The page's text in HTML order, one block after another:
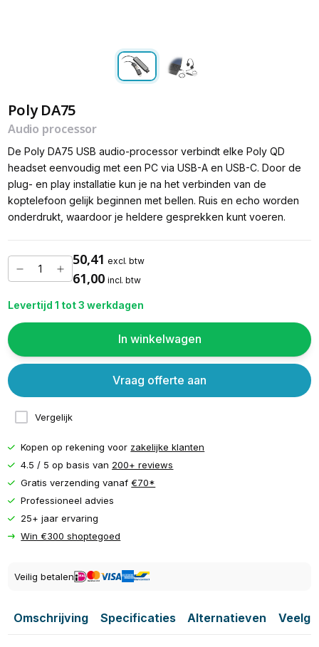
Poly DA75
Audio processor
De Poly DA75 USB audio-processor verbindt elke Poly QD
headset eenvoudig met een PC via USB-A en USB-C. Door de
plug- en play installatie kun je na het verbinden van de
koptelefoon gelijk beginnen met bellen. Ruis en echo worden
onderdrukt, waardoor je heldere gesprekken kunt voeren.
50,41 excl. btw
61,00 incl. btw
Levertijd 1 tot 3 werkdagen
In winkelwagen
Vergelijk
Vraag offerte aan
Kopen op rekening voor zakelijke klanten
4.5 / 5 op basis van 200+ reviews
Gratis verzending vanaf€70*
Professioneel advies
25+ jaar ervaring
Win €300 shoptegoed
Veilig betalen
Omschrijving Specificaties Alternatieven